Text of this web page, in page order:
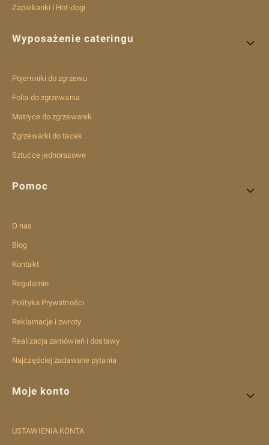
Zapiekanki i Hot-dogi
Wyposażenie cateringu
Pojemniki do zgrzewu
Folia do zgrzewania
Matryce do zgrzewarek
Zgrzewarki do tacek
Sztućce jednorazowe
Pomoc
O nas
Blog
Kontakt
Regulamin
Polityka Prywatności
Reklamacje i zwroty
Realizacja zamówień i dostawy
Najczęściej zadawane pytania
Moje konto
USTAWIENIA KONTA